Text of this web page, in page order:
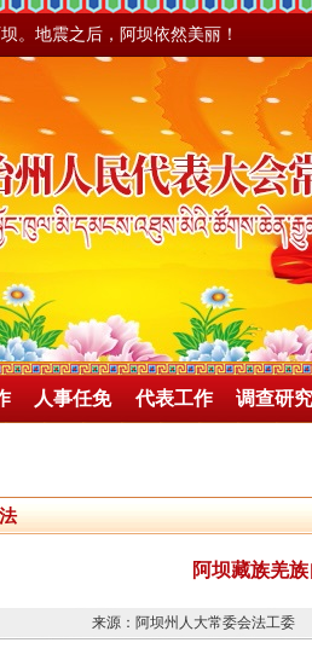
。地震之后，阿坝依然美丽！
人事任免 代表工作 调查研究
阿坝藏族羌
来源：阿坝州人大常委会法工委